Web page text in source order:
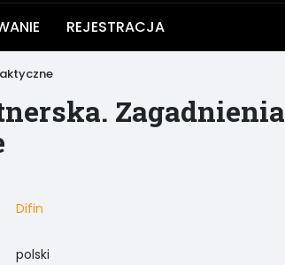
REJESTRACJA
Zagadnienia
Difin
polski